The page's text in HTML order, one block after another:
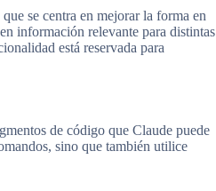
se centra en mejorar la forma en
información relevante para distintas
está reservada para
de código que Claude puede
sino que también utilice